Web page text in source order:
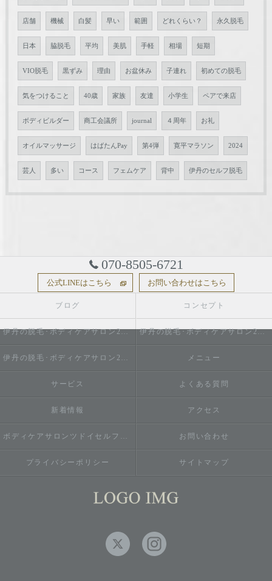
店舗 機械 白髪 早い 範囲 どれくらい？ 永久脱毛
日本 脇脱毛 平均 美肌 手軽 相場 短期
VIO脱毛 黒ずみ 理由 お盆休み 子連れ 初めての脱毛
気をつけること 40歳 家族 友達 小学生 ペアで来店
ボディビルダー 商工会議所 journal ４周年 お礼
オイルマッサージ はばたんPay 第4弾 寛平マラソン 2024
芸人 多い コース フェムケア 背中 伊丹のセルフ脱毛
070-8505-6721
公式LINEはこちら お問い合わせはこちら
ブログ コンセプト
伊丹の脱毛･ボディケアサロン2do1セルフ脱毛とタイ古式のお店の口コミ情報 伊丹の脱毛･ボディケアサロン2do1セルフ脱毛とタイ古式のお店の評判
伊丹の脱毛･ボディケアサロン2do1セルフ脱毛とタイ古式のお店のお客様の声 メニュー
サービス よくある質問
新着情報 アクセス
ボディケアサロンツドイセルフ脱毛とタイ古式のお店 お問い合わせ
プライバシーポリシー サイトマップ